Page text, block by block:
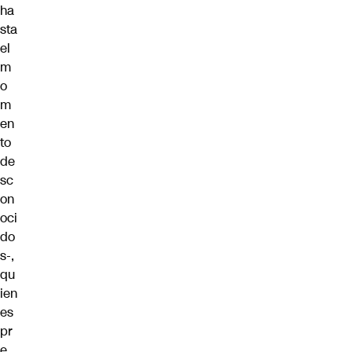
ha
sta
el
m
o
m
en
to
de
sc
on
oci
do
s-,
qu
ien
es
pr